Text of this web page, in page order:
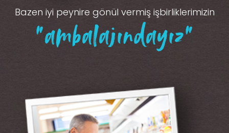
Bazen iyi peynire gönül vermiş işbirliklerimizin
“ambalajındayız”